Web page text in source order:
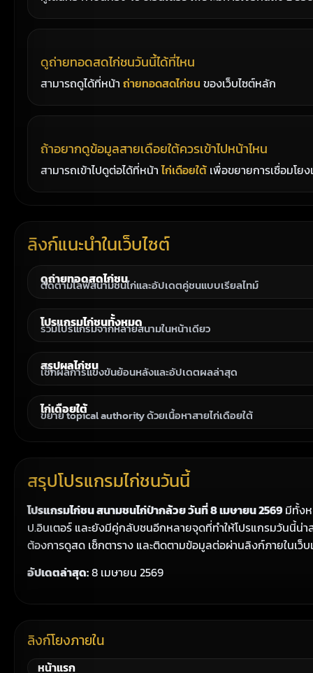
ดูถ่ายทอดสดไก่ชนวันนี้ได้ที่ไหน
สามารถดูได้ที่หน้า ถ่ายทอดสดไก่ชน ของเว็บไซต์หลัก
ถ้าอยากดูข้อมูลสายเดือยใต้ควรเข้าไปหน้าไหน
สามารถเข้าไปดูต่อได้ที่หน้าไก่เดือยใต้ เพื่อขยายการเชื่อมโยง
ลิงก์แนะนำในเว็บไซต์
ดูถ่ายทอดสดไก่ชน
ติดตามไลฟ์สนามชนไก่และอัปเดตคู่ชนแบบเรียลไทม์
โปรแกรมไก่ชนทั้งหมด
รวมโปรแกรมจากหลายสนามในหน้าเดียว
สรุปผลไก่ชน
เช็กผลการแข่งขันย้อนหลังและอัปเดตผลล่าสุด
ไก่เดือยใต้
ขยาย topical authority ด้วยเนื้อหาสายไก่เดือยใต้
สรุปโปรแกรมไก่ชนวันนี้
โปรแกรมไก่ชน สนามชนไก่ป่ากล้วย วันที่ 8 เมษายน 2569 มีทั้ง
ป.อินเตอร์ และยังมีคู่กลับชนอีกหลายจุดที่ทำให้โปรแกรมวันนี้น่
ต้องการดูสด เช็กตาราง และติดตามข้อมูลต่อผ่านลิงก์ภายในเว็
อัปเดตล่าสุด:8 เมษายน 2569
ลิงก์โยงภายใน
หน้าแรก